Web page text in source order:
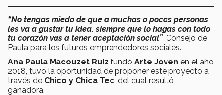
“No tengas miedo de que a muchas o pocas personas
les va a gustar tu idea, siempre que lo hagas con todo
tu corazón vas a tener aceptación social”. Consejo de
Paula para los futuros emprendedores sociales.
Ana Paula Macouzet Ruíz fundó Arte Joven en el año
2018, tuvo la oportunidad de proponer este proyecto a
través de Chico y Chica Tec , del cual resultó
ganadora.